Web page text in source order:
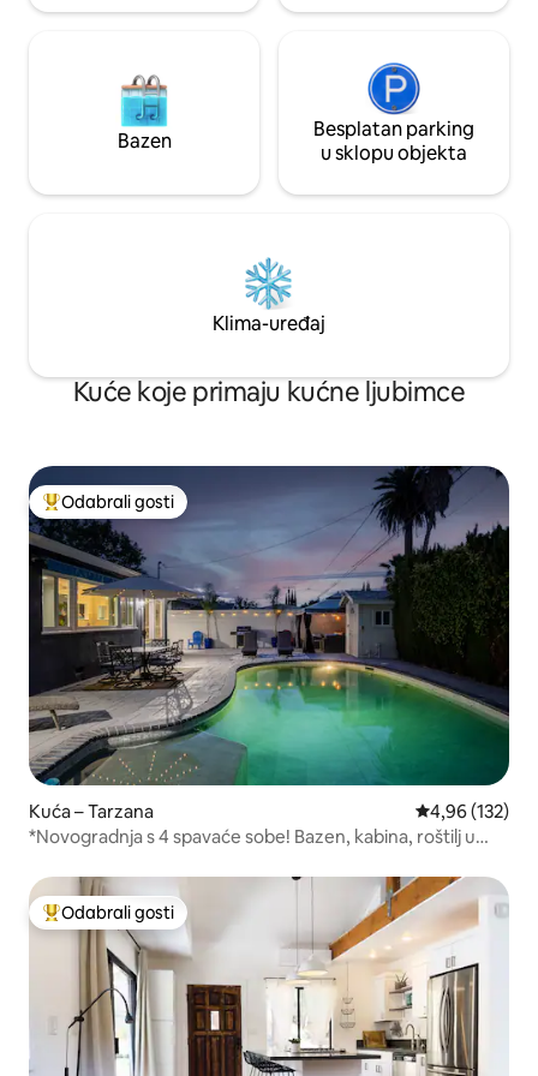
Bazen
Besplatan parking
u sklopu objekta
Klima-uređaj
Kuće koje primaju kućne ljubimce
Među najviše rangiranima s oznakom „Odabrali gosti”
Odabrali gosti
Kuća – Tarzana Prosječna
4,96 (132)
*Novogradnja s 4 spavaće sobe! Bazen, kabina, roštilj u
Među najviše rangiranima s oznakom „Odabrali gosti”
Odabrali gosti